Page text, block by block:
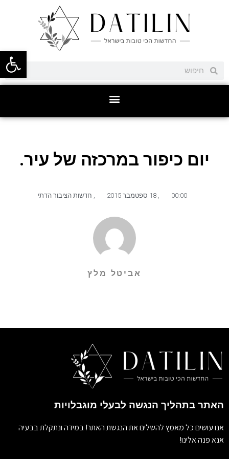
פתח
יום כיפור במרכזה של עיר.
00:00
,
, חדשות הציבור הדתי
אביטל מלץ
האתר בתהליך הנגשה לבעלי מוגבלויות
אנו עושים כל מאמץ להשלים את הנגשת האתר! במידה ונתקלת בבעיה
אנא פנה אלינו!